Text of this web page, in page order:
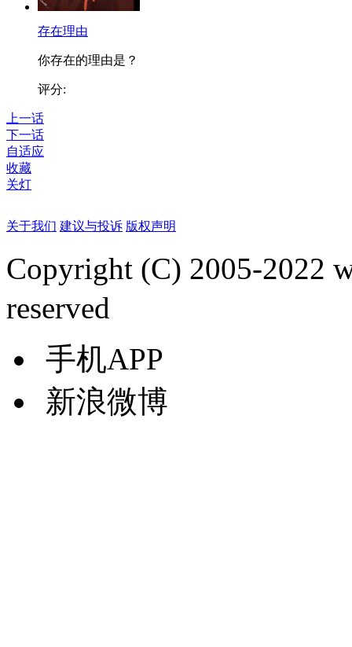
存在理由
你存在的理由是？
评分:
上一话
下一话
自适应
收藏
关灯
关于我们 建议与投诉 版权声明
Copyright (C) 2005-2022
reserved
手机APP
新浪微博